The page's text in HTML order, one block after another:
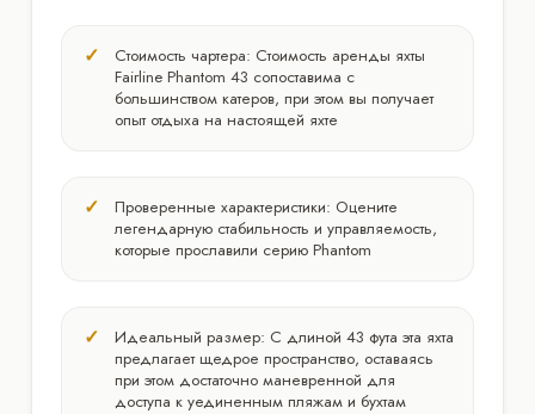
Стоимость чартера: Стоимость аренды яхты
Fairline Phantom 43 сопоставима с
большинством катеров, при этом вы получает
опыт отдыха на настоящей яхте
Проверенные характеристики: Оцените
легендарную стабильность и управляемость,
которые прославили серию Phantom
Идеальный размер: С длиной 43 фута эта яхта
предлагает щедрое пространство, оставаясь
при этом достаточно маневренной для
доступа к уединенным пляжам и бухтам